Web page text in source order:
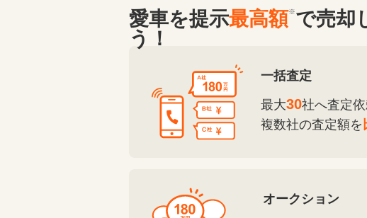
愛車を提示最高額※で売却
う！
一括査定
最大30社へ査定依
複数社の査定額を
オークション